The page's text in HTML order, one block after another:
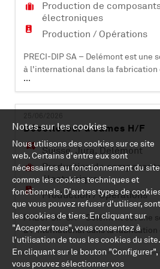
Production de
électroniques
Production / Opérations
PRECI-DIP SA – Delémont est une
à l'international dans la fabrication
composants électroniques (contacts
connecteurs). Certifiée ISO 9001,
9100 et IATF 16949, elle compte
industriels, aéronautiques,
médicaux et informatiques. PRECI-
...
Décolleteur à cames H/F
Suisse,Jura,Delémont
Production de
électroniques
Production / Opérations
PRECI-DIP SA – Delémont est une
à l'international dans la fabrication
composants électroniques (contacts
connecteurs). Certifiée ISO 9001,
...
Notes sur les cookies
Nous utilisons des cookies sur ce site
web. Certains d'entre eux sont
nécessaires au fonctionnement du
comme les cookies techniques et
fonctionnels. D'autres types de
que vous pouvez refuser d'utiliser, sont
les cookies de tiers. En cliquant sur
"Accepter tous", vous consentez à
l'utilisation de tous les cookies du site.
En cliquant sur le bouton "Configurer",
vous pouvez sélectionner vos